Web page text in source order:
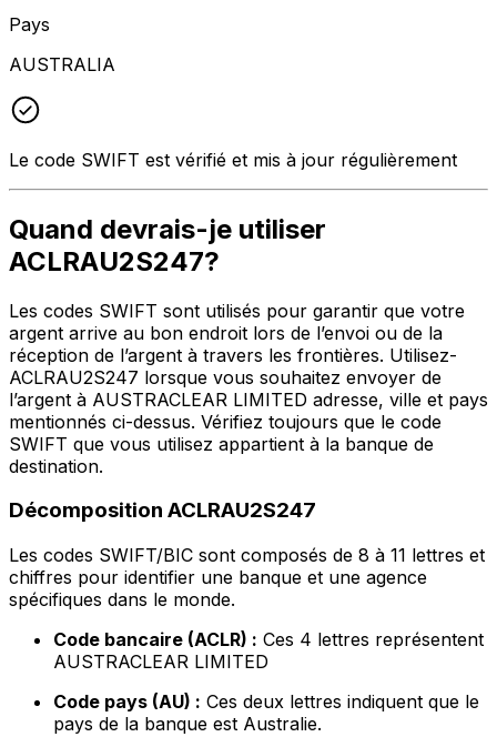
Pays
AUSTRALIA
Le code SWIFT est vérifié et mis à jour régulièrement
Quand devrais-je utiliser
ACLRAU2S247?
Les codes SWIFT sont utilisés pour garantir que votre
argent arrive au bon endroit lors de l’envoi ou de la
réception de l’argent à travers les frontières. Utilisez-
ACLRAU2S247 lorsque vous souhaitez envoyer de
l’argent à AUSTRACLEAR LIMITED adresse, ville et pays
mentionnés ci-dessus. Vérifiez toujours que le code
SWIFT que vous utilisez appartient à la banque de
destination.
Décomposition ACLRAU2S247
Les codes SWIFT/BIC sont composés de 8 à 11 lettres et
chiffres pour identifier une banque et une agence
spécifiques dans le monde.
Code bancaire (ACLR) : Ces 4 lettres représentent
AUSTRACLEAR LIMITED
Code pays (AU) : Ces deux lettres indiquent que le
pays de la banque est Australie.